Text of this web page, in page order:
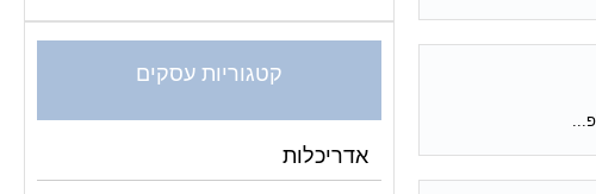
קטגוריות עסקים
אדריכלות